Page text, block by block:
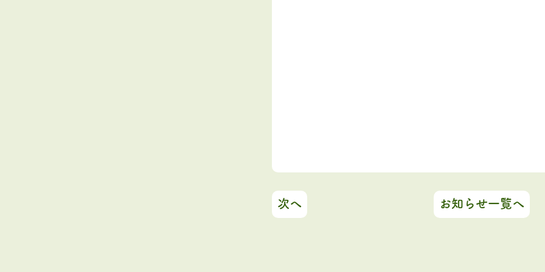
次へ お知らせ一覧へ